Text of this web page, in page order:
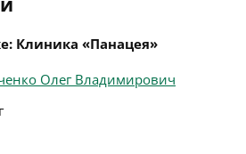
Клиника «Панацея»
Олег Владимирович